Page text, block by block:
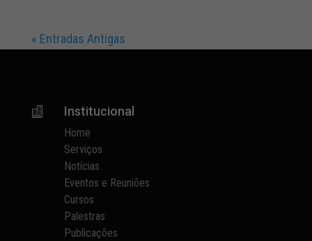
« Entradas Antigas
 Institucional
Home
Serviços
Notícias
Eventos e Reuniões
Cursos
Palestras
Publicações